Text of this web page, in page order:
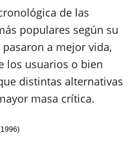
de las
populares según su
a mejor vida,
los usuarios o bien
distintas alternativas
masa crítica.